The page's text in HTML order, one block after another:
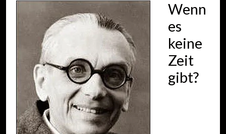
Wenn
es
keine
Zeit
gibt?